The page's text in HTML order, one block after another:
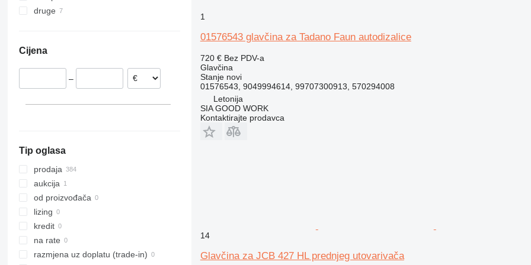
Rumunija
Poljska
Italija
druge
Cijena
–
Tip oglasa
prodaja
aukcija
od proizvođača
lizing
kredit
na rate
razmjena uz doplatu (trade-in)
1
01576543 glavčina za Tadano Faun autodizalice
720 € Bez PDV-a
Glavčina
Stanjenovi
01576543, 9049994614, 99707300913, 570294008
Letonija
SIA GOOD WORK
Kontaktirajte prodavca
14
Glavčina za JCB 427 HL prednjeg utovarivača